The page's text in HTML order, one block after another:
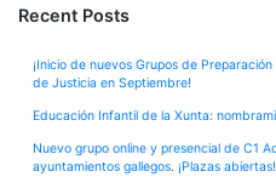
Recent Posts
¡Inicio de nuevos Grupos de
de Justicia en Septiembre!
Educación Infantil de la Xunta:
Nuevo grupo online y presencial de C1
ayuntamientos gallegos. ¡Plazas abiertas!